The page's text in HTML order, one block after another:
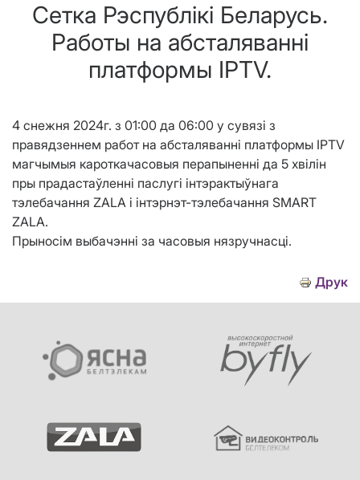
Сетка Рэспублікі Беларусь.
Работы на абсталяванні
платформы IPTV.
4 снежня 2024г. з 01:00 да 06:00 у сувязі з
правядзеннем работ на абсталяванні платформы IPTV
магчымыя кароткачасовыя перапыненні да 5 хвілін
пры прадастаўленні паслугі інтэрактыўнага
тэлебачання ZALA і інтэрнэт-тэлебачання SMART
ZALA.
Прыносім выбачэнні за часовыя нязручнасці.
Друк